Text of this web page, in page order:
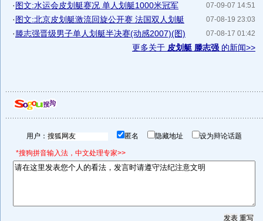
07-09-07 14:51
·图文:水运会皮划艇赛况 单人划艇1000米冠军
07-08-19 23:03
·图文:北京皮划艇激流回旋公开赛 法国双人划艇
07-08-17 01:42
·滕志强晋级男子单人划艇半决赛(动感2007)(图)
更多关于 皮划艇 滕志强 的新闻>>
用户： 匿名 隐藏地址 设为辩论话题
*搜狗拼音输入法，中文处理专家>>